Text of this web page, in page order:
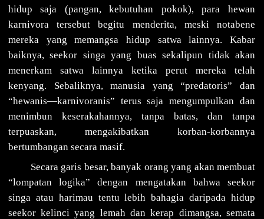
hidup saja (pangan, kebutuhan pokok), para hewan
karnivora tersebut begitu menderita, meski notabene
mereka yang memangsa hidup satwa lainnya. Kabar
baiknya, seekor singa yang buas sekalipun tidak akan
menerkam satwa lainnya ketika perut mereka telah
kenyang. Sebaliknya, manusia yang “predatoris” dan
“hewanis—karnivoranis” terus saja mengumpulkan dan
menimbun keserakahannya, tanpa batas, dan tanpa
terpuaskan, mengakibatkan korban-korbannya
bertumbangan secara masif.
Secara garis besar, banyak orang yang akan membuat
“lompatan logika” dengan mengatakan bahwa seekor
singa atau harimau tentu lebih bahagia daripada hidup
seekor kelinci yang lemah dan kerap dimangsa, semata